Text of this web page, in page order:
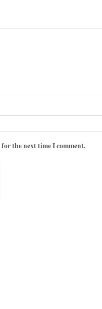
the next time I comment.